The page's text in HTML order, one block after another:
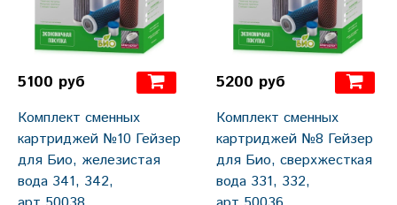
5100 руб
Комплект сменных
картриджей №10 Гейзер
для Био, железистая
вода 341, 342,
5200 руб
Комплект сменных
картриджей №8 Гейзер
для Био, сверхжесткая
вода 331, 332,